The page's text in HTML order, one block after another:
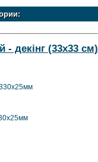
- декінг (33х33 см)